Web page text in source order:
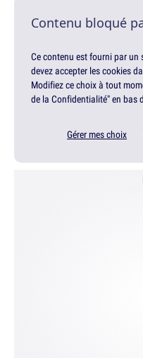
Contenu bloqué
Ce contenu est fourni par un
devez accepter les cookies
Modifiez ce choix à tout
de la Confidentialité" en bas
Gérer mes choix